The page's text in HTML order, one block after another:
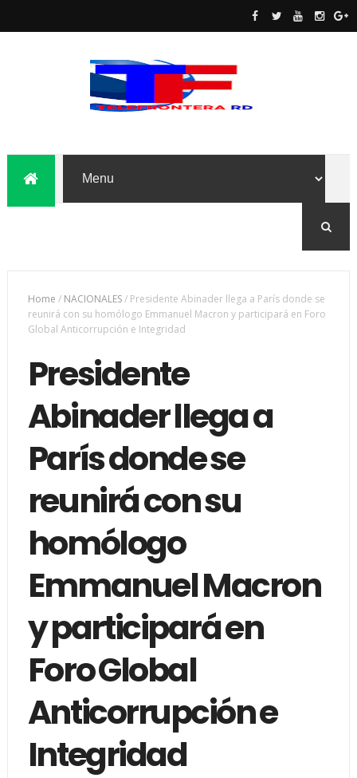
Home / NACIONALES/ Presidente Abinader llega a París donde se
reunirá con su homólogo Emmanuel Macron y participará en Foro
Global Anticorrupción e Integridad
Presidente
Abinader llega a
París donde se
reunirá con su
homólogo
Emmanuel Macron
y participará en
Foro Global
Anticorrupción e
Integridad